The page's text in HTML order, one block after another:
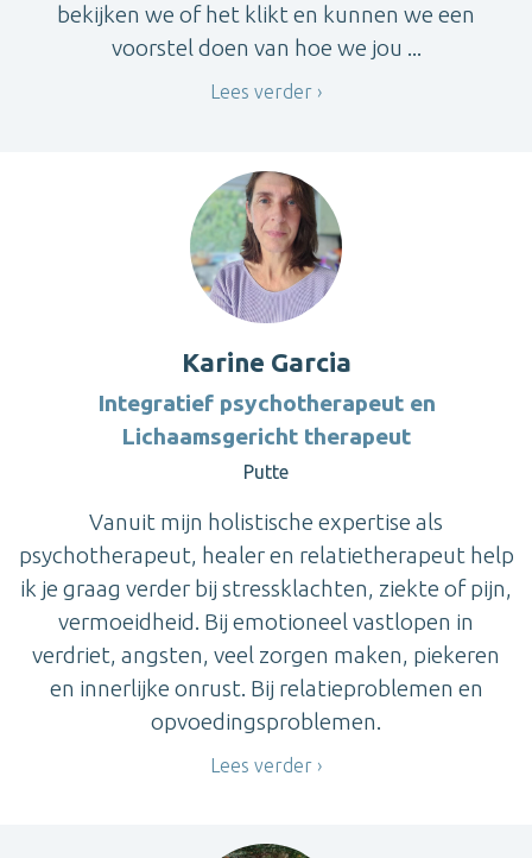
bekijken we of het klikt en kunnen we een
voorstel doen van hoe we jou ...
Lees verder
Karine Garcia
Integratief psychotherapeut en
Lichaamsgericht therapeut
Putte
Vanuit mijn holistische expertise als
psychotherapeut, healer en relatietherapeut help
ik je graag verder bij stressklachten, ziekte of pijn,
vermoeidheid. Bij emotioneel vastlopen in
verdriet, angsten, veel zorgen maken, piekeren
en innerlijke onrust. Bij relatieproblemen en
opvoedingsproblemen.
Lees verder